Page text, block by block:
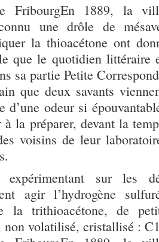
FribourgEn 1889, la
une drôle de
la thioacétone ont
que le quotidien littéraire
sa partie Petite
que deux savants
d’une odeur si
la préparer, devant la
voisins de leur
expérimentant sur les
agir l’hydrogène
la trithioacétone, de
non volatilisé, cristallisé :